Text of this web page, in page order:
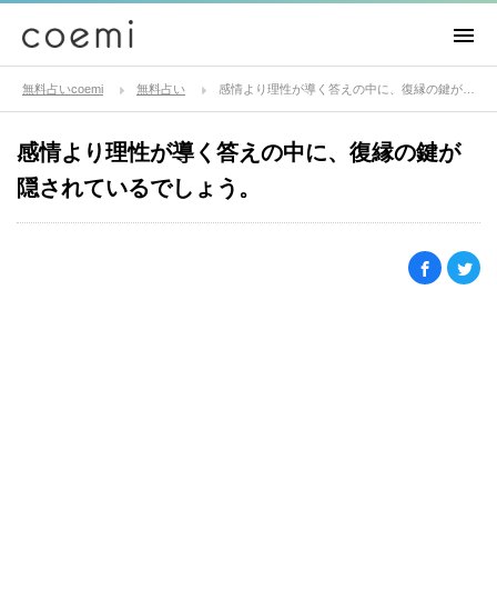
無料占いcoemi 無料占い
感情より理性が導く答えの中に、復縁の鍵が
隠されているでしょう。